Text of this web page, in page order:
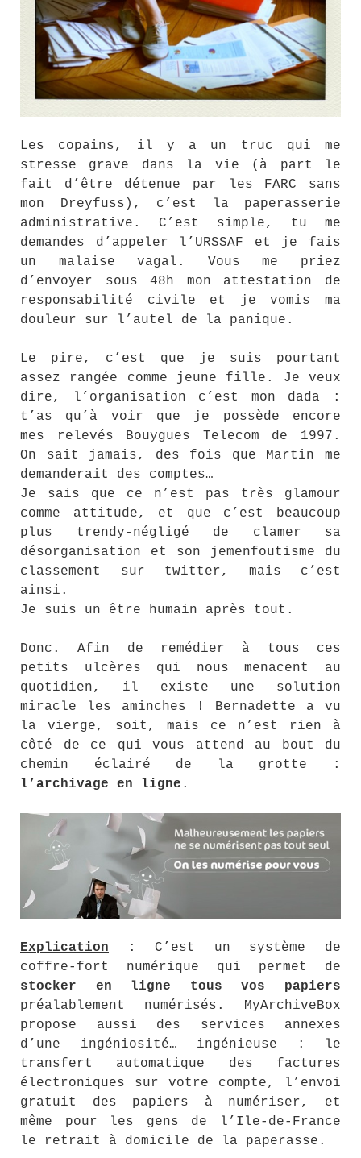
Les copains, il y a un truc qui me
stresse grave dans la vie (à part le
fait d’être détenue par les FARC sans
mon Dreyfuss), c’est la paperasserie
administrative. C’est simple, tu me
demandes d’appeler l’URSSAF et je fais
un malaise vagal. Vous me priez
d’envoyer sous 48h mon attestation de
responsabilité civile et je vomis ma
douleur sur l’autel de la panique.
Le pire, c’est que je suis pourtant
assez rangée comme jeune fille. Je veux
dire, l’organisation c’est mon dada :
t’as qu’à voir que je possède encore
mes relevés Bouygues Telecom de 1997.
On sait jamais, des fois que Martin me
demanderait des comptes…
Je sais que ce n’est pas très glamour
comme attitude, et que c’est beaucoup
plus trendy-négligé de clamer sa
désorganisation et son jemenfoutisme du
classement sur twitter, mais c’est
ainsi.
Je suis un être humain après tout.
Donc. Afin de remédier à tous ces
petits ulcères qui nous menacent au
quotidien, il existe une solution
miracle les aminches ! Bernadette a vu
la vierge, soit, mais ce n’est rien à
côté de ce qui vous attend au bout du
chemin éclairé de la grotte :
l’archivage en ligne .
Explication : C’est un système de
coffre-fort numérique qui permet de
stocker en ligne tous vos papiers
préalablement numérisés. MyArchiveBox
propose aussi des services annexes
d’une ingéniosité… ingénieuse : le
transfert automatique des factures
électroniques sur votre compte, l’envoi
gratuit des papiers à numériser, et
même pour les gens de l’Ile-de-France
le retrait à domicile de la paperasse.